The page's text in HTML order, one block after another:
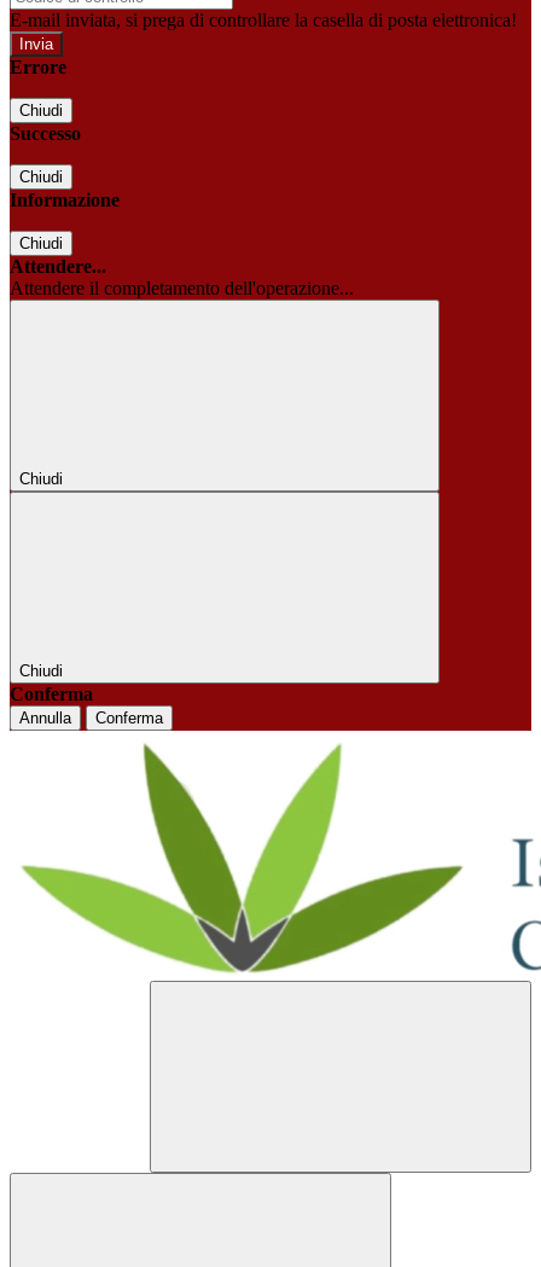
E-mail inviata, si prega di controllare la casella di posta elettronica!
Errore
Chiudi
Successo
Chiudi
Informazione
Chiudi
Attendere...
Attendere il completamento dell'operazione...
Chiudi
Chiudi
Conferma
Annulla Conferma